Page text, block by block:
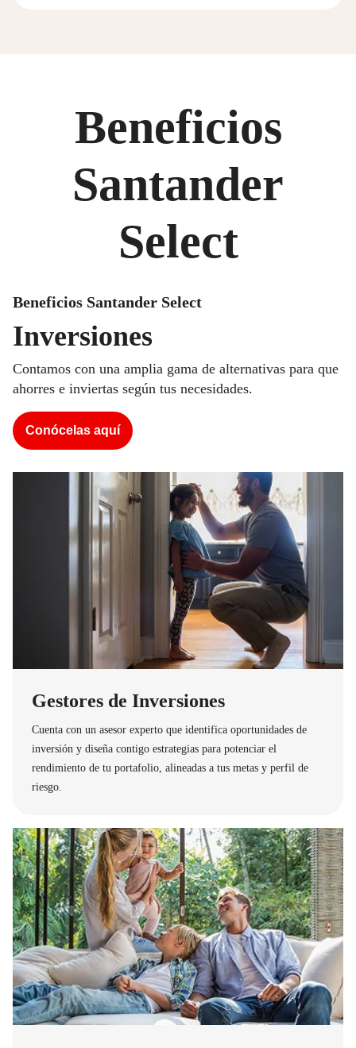
Beneficios
Santander
Select
Beneficios Santander Select
Inversiones
Contamos con una amplia gama de alternativas para que
ahorres e inviertas según tus necesidades.
Conócelas aquí
Gestores de Inversiones
Cuenta con un asesor experto que identifica oportunidades de
inversión y diseña contigo estrategias para potenciar el
rendimiento de tu portafolio, alineadas a tus metas y perfil de
riesgo.